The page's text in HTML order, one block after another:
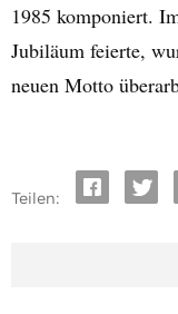
1985 komponiert.
Jubiläum feierte,
neuen Motto
Teilen: